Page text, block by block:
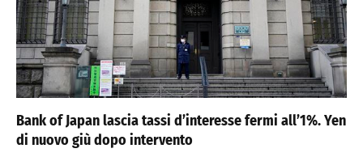
Bank of Japan lascia tassi d’interesse fermi all’1%. Yen
di nuovo giù dopo intervento